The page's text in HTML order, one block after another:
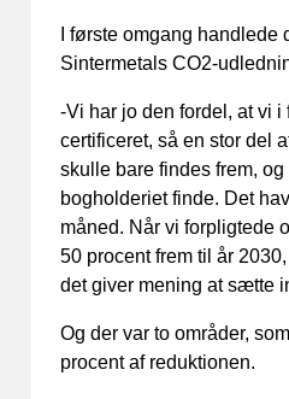
I første omgang
Sintermetals CO2-
-Vi har jo den fordel, at vi
certificeret, så en stor del
skulle bare findes frem,
bogholderiet finde. Det
måned. Når vi forpligtede
50 procent frem til år
det giver mening at sætte
Og der var to områder,
procent af reduktionen.